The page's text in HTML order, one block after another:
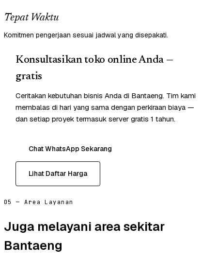
Tepat Waktu
Komitmen pengerjaan sesuai jadwal yang disepakati.
Konsultasikan toko online Anda —
gratis
Ceritakan kebutuhan bisnis Anda di Bantaeng. Tim kami
membalas di hari yang sama dengan perkiraan biaya —
dan setiap proyek termasuk server gratis 1 tahun.
Chat WhatsApp Sekarang
Lihat Daftar Harga
05 — Area Layanan
Juga melayani area sekitar
Bantaeng